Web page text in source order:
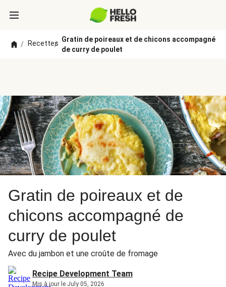
/ Recettes
/
Gratin de poireaux et de chicons accompagné
de curry de poulet
Gratin de poireaux et de
chicons accompagné de
curry de poulet
Avec du jambon et une croûte de fromage
Recipe Development Team
Mis à jour le July 05, 2026